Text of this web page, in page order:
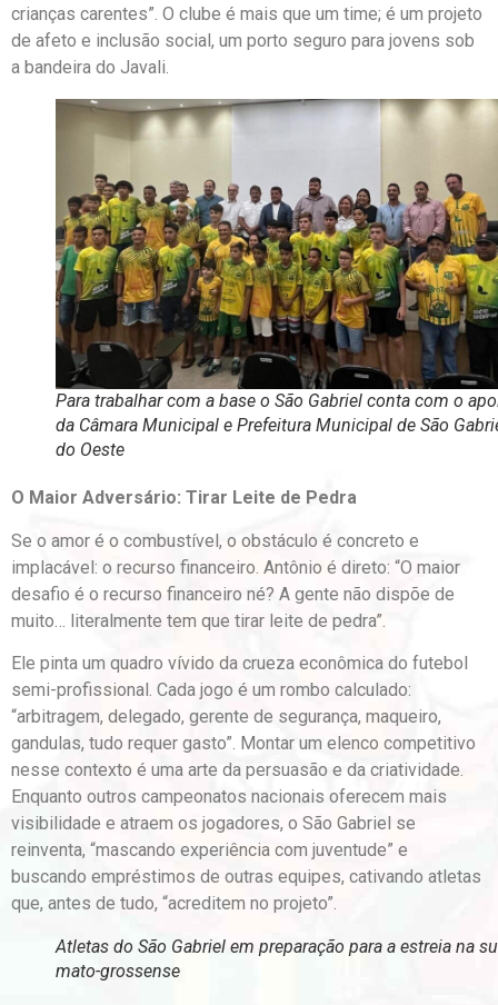
crianças carentes”. O clube é mais que um time; é um projeto
de afeto e inclusão social, um porto seguro para jovens sob
a bandeira do Javali.
Para trabalhar com a base o São Gabriel conta com o
da Câmara Municipal e Prefeitura Municipal de São
do Oeste
O Maior Adversário: Tirar Leite de Pedra
Se o amor é o combustível, o obstáculo é concreto e
implacável: o recurso financeiro. Antônio é direto: “O maior
desafio é o recurso financeiro né? A gente não dispõe de
muito… literalmente tem que tirar leite de pedra”.
Ele pinta um quadro vívido da crueza econômica do futebol
semi-profissional. Cada jogo é um rombo calculado:
“arbitragem, delegado, gerente de segurança, maqueiro,
gandulas, tudo requer gasto”. Montar um elenco competitivo
nesse contexto é uma arte da persuasão e da criatividade.
Enquanto outros campeonatos nacionais oferecem mais
visibilidade e atraem os jogadores, o São Gabriel se
reinventa, “mascando experiência com juventude” e
buscando empréstimos de outras equipes, cativando atletas
que, antes de tudo, “acreditem no projeto”.
Atletas do São Gabriel em preparação para a estreia na
mato-grossense